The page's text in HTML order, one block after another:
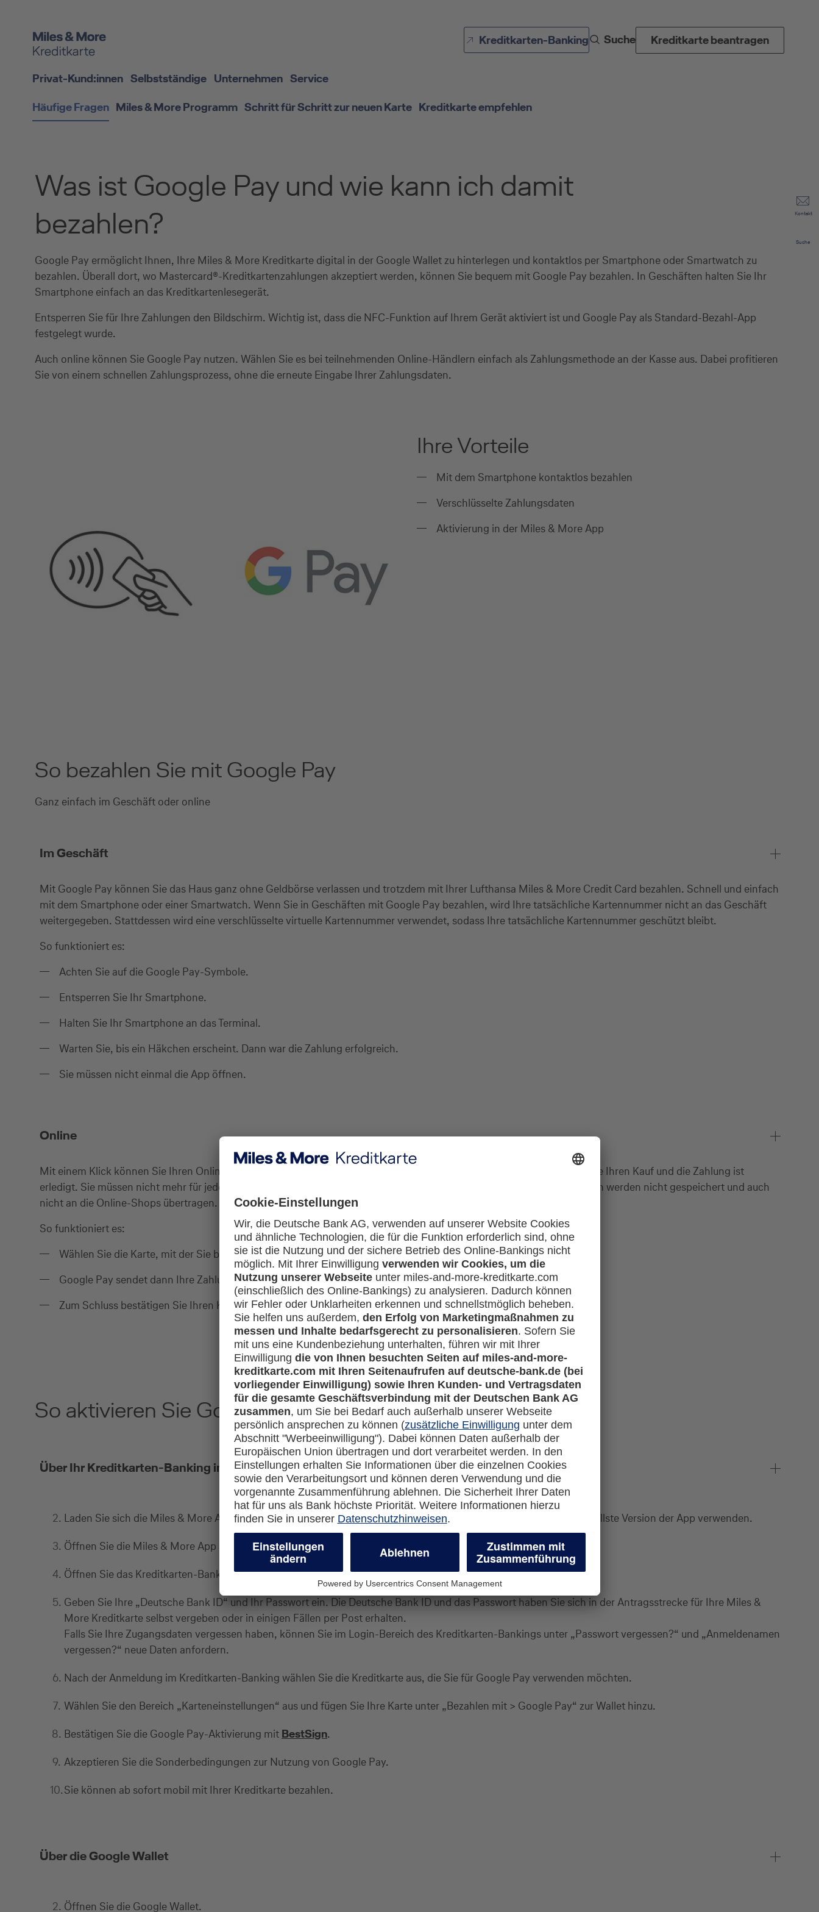
Direkt zur Suche (Enter drücken)
Direkt zum Hauptinhalt (Enter drücken)
Kreditkarten-Banking Suche Kreditkarte beantragen
Kontakt
Suche
Privat-Kund:innen Selbstständige Unternehmen Service
Häufige Fragen Miles & More Programm Schritt für Schritt zur neuen Karte Kreditkarte empfehlen
Was ist Google Pay und wie kann ich damit
bezahlen?
Google Pay ermöglicht Ihnen, Ihre Miles & More Kreditkarte digital in der Google Wallet zu hinterlegen und kontaktlos per Smartphone oder Smartwatch zu
bezahlen. Überall dort, wo Mastercard®-Kreditkartenzahlungen akzeptiert werden, können Sie bequem mit Google Pay bezahlen. In Geschäften halten Sie Ihr
Smartphone einfach an das Kreditkartenlesegerät.
Entsperren Sie für Ihre Zahlungen den Bildschirm. Wichtig ist, dass die NFC-Funktion auf Ihrem Gerät aktiviert ist und Google Pay als Standard-Bezahl-App
festgelegt wurde.
Auch online können Sie Google Pay nutzen. Wählen Sie es bei teilnehmenden Online-Händlern einfach als Zahlungsmethode an der Kasse aus. Dabei profitieren
Sie von einem schnellen Zahlungsprozess, ohne die erneute Eingabe Ihrer Zahlungsdaten.
Ihre Vorteile
Mit dem Smartphone kontaktlos bezahlen
Verschlüsselte Zahlungsdaten
Aktivierung in der Miles & More App
So bezahlen Sie mit Google Pay
Ganz einfach im Geschäft oder online
Im Geschäft
Mit Google Pay können Sie das Haus ganz ohne Geldbörse verlassen und trotzdem mit Ihrer Lufthansa Miles & More Credit Card bezahlen. Schnell und einfach
mit dem Smartphone oder einer Smartwatch. Wenn Sie in Geschäften mit Google Pay bezahlen, wird Ihre tatsächliche Kartennummer nicht an das Geschäft
weitergegeben. Stattdessen wird eine verschlüsselte virtuelle Kartennummer verwendet, sodass Ihre tatsächliche Kartennummer geschützt bleibt.
So funktioniert es:
Achten Sie auf die Google Pay-Symbole.
Entsperren Sie Ihr Smartphone.
Halten Sie Ihr Smartphone an das Terminal.
Warten Sie, bis ein Häkchen erscheint. Dann war die Zahlung erfolgreich.
Sie müssen nicht einmal die App öffnen.
Online
Mit einem Klick können Sie Ihren Online-Einkauf bezahlen. Wählen Sie Google Pay an der Kasse aus. Dann bestätigen Sie Ihren Kauf und die Zahlung ist
erledigt. Sie müssen nicht mehr für jede App oder jeden Online-Shop die Zahlungsdaten eingeben. Ihre Kreditkartendaten werden nicht gespeichert und auch
nicht an die Online-Shops übertragen.
So funktioniert es:
Wählen Sie die Karte, mit der Sie bezahlen möchten.
Google Pay sendet dann Ihre Zahlungsinformationen.
Zum Schluss bestätigen Sie Ihren Kauf.
So aktivieren Sie Google Pay
Über Ihr Kreditkarten-Banking in der Miles & More App*
Laden Sie sich die Miles & More App - sofern noch nicht geschehen - herunter und achten darauf, dass sie die aktuellste Version der App verwenden.
Öffnen Sie die Miles & More App auf Ihrem Smartphone und melden Sie sich an.
Öffnen Sie das Kreditkarten-Banking in der Miles & More App.*
Geben Sie Ihre „Deutsche Bank ID“ und Ihr Passwort ein. Die Deutsche Bank ID und das Passwort haben Sie sich in der Antragsstrecke für Ihre Miles &
More Kreditkarte selbst vergeben oder in einigen Fällen per Post erhalten.
Falls Sie Ihre Zugangsdaten vergessen haben, können Sie im Login-Bereich des Kreditkarten-Bankings unter „Passwort vergessen?“ und „Anmeldenamen
vergessen?“ neue Daten anfordern.
Nach der Anmeldung im Kreditkarten-Banking wählen Sie die Kreditkarte aus, die Sie für Google Pay verwenden möchten.
Wählen Sie den Bereich „Karteneinstellungen“ aus und fügen Sie Ihre Karte unter „Bezahlen mit > Google Pay“ zur Wallet hinzu.
Bestätigen Sie die Google Pay-Aktivierung mit BestSign.
Akzeptieren Sie die Sonderbedingungen zur Nutzung von Google Pay.
Sie können ab sofort mobil mit Ihrer Kreditkarte bezahlen.
Über die Google Wallet
Öffnen Sie die Google Wallet.